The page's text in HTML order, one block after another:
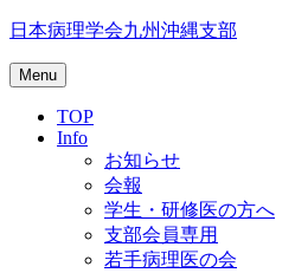
Skip
content
日本病理学会九州沖縄支部
Menu
TOP
Info
お知らせ
会報
学生・研修医の方へ
支部会員専用
若手病理医の会